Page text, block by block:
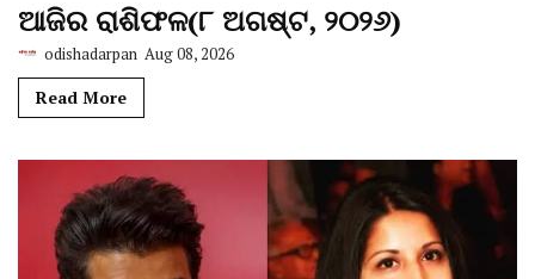
ଆଜିର ରାଶିଫଳ(୮ ଅଗଷ୍ଟ, ୨୦୨୬)
odishadarpan Aug 08, 2026
Read More